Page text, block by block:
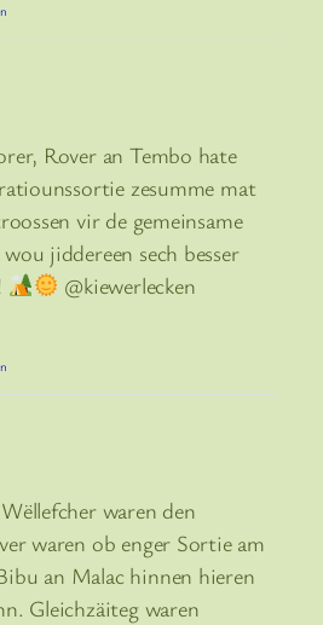
Rover an Tembo hate
zesumme mat
vir de gemeinsame
jiddereen sech besser
@kiewerlecken
waren den
waren ob enger Sortie am
an Malac hinnen hieren
Gleichzäiteg waren